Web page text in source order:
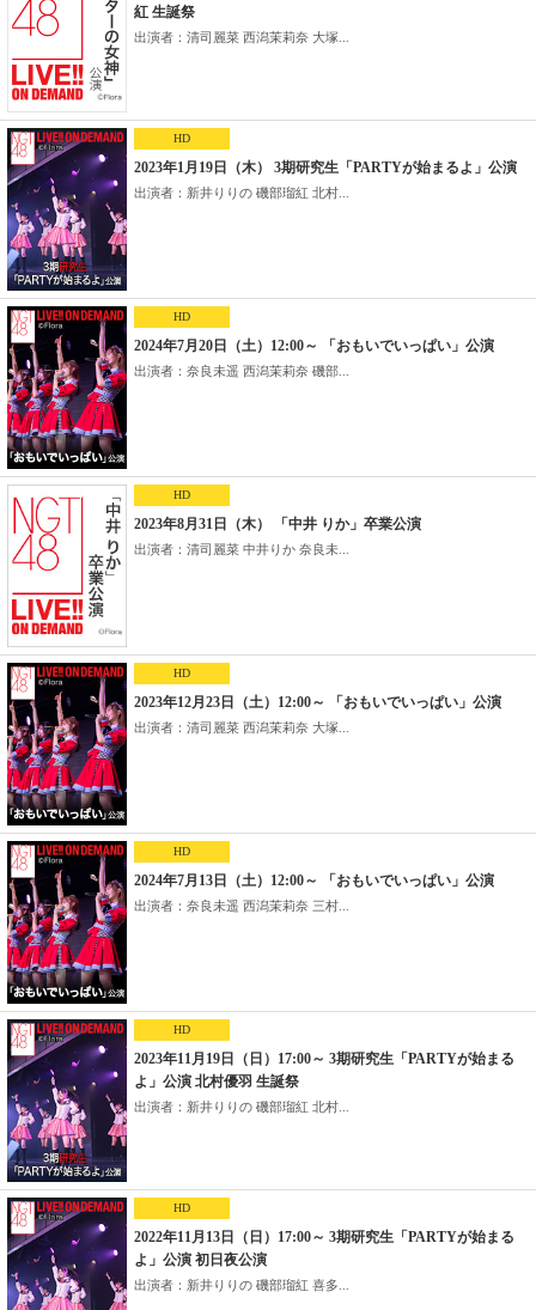
紅 生誕祭
出演者：清司麗菜 西潟茉莉奈 大塚...
HD
2023年1月19日（木） 3期研究生「PARTYが始まるよ」公演
出演者：新井りりの 磯部瑠紅 北村...
HD
2024年7月20日（土）12:00～ 「おもいでいっぱい」公演
出演者：奈良未遥 西潟茉莉奈 磯部...
HD
2023年8月31日（木） 「中井 りか」卒業公演
出演者：清司麗菜 中井りか 奈良未...
HD
2023年12月23日（土）12:00～ 「おもいでいっぱい」公演
出演者：清司麗菜 西潟茉莉奈 大塚...
HD
2024年7月13日（土）12:00～ 「おもいでいっぱい」公演
出演者：奈良未遥 西潟茉莉奈 三村...
HD
2023年11月19日（日）17:00～ 3期研究生「PARTYが始まる
よ」公演 北村優羽 生誕祭
出演者：新井りりの 磯部瑠紅 北村...
HD
2022年11月13日（日）17:00～ 3期研究生「PARTYが始まる
よ」公演 初日夜公演
出演者：新井りりの 磯部瑠紅 喜多...